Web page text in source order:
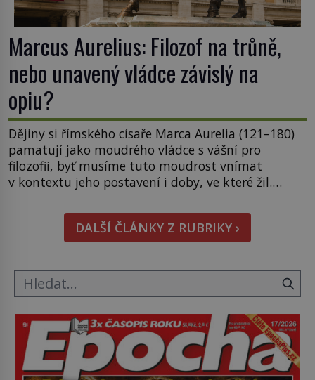
Marcus Aurelius: Filozof na trůně,
nebo unavený vládce závislý na
opiu?
Dějiny si římského císaře Marca Aurelia (121–180)
pamatují jako moudrého vládce s vášní pro
filozofii, byť musíme tuto moudrost vnímat
v kontextu jeho postavení i doby, ve které žil.
pravdu na padrť a prohlásit, že to byl jen životem
unavený a drogou ovládaný muž? Marcus Aurelius
byl zastáncem stoicismu, učení, […]
DALŠÍ ČLÁNKY Z RUBRIKY ›